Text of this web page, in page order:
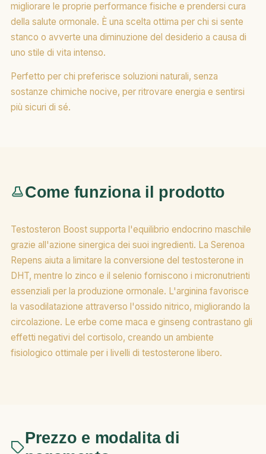
migliorare le proprie performance fisiche e prendersi cura
della salute ormonale. È una scelta ottima per chi si sente
stanco o avverte una diminuzione del desiderio a causa di
uno stile di vita intenso.
Perfetto per chi preferisce soluzioni naturali, senza
sostanze chimiche nocive, per ritrovare energia e sentirsi
più sicuri di sé.
Come funziona il prodotto
Testosteron Boost supporta l'equilibrio endocrino maschile
grazie all'azione sinergica dei suoi ingredienti. La Serenoa
Repens aiuta a limitare la conversione del testosterone in
DHT, mentre lo zinco e il selenio forniscono i micronutrienti
essenziali per la produzione ormonale. L'arginina favorisce
la vasodilatazione attraverso l'ossido nitrico, migliorando la
circolazione. Le erbe come maca e ginseng contrastano gli
effetti negativi del cortisolo, creando un ambiente
fisiologico ottimale per i livelli di testosterone libero.
Prezzo e modalita di